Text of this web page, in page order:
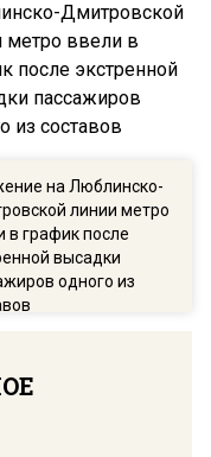
на Люблинско-
линии метро
в график после
высадки
одного из